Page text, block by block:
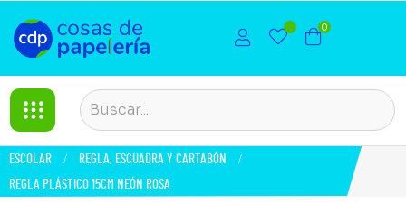
0
ESCOLAR
REGLA, ESCUADRA Y CARTABÓN
REGLA PLÁSTICO 15CM NEÓN ROSA